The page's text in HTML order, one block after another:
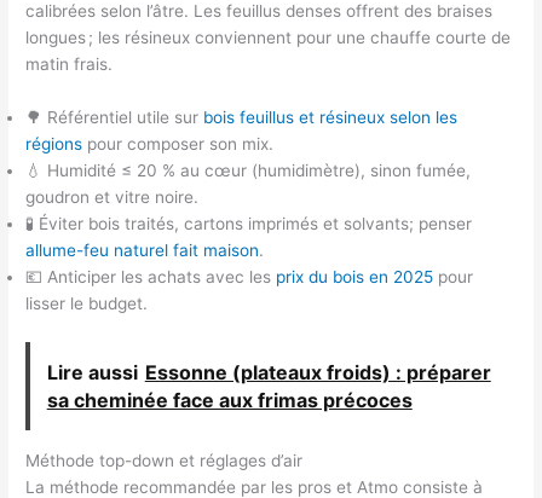
calibrées selon l’âtre. Les feuillus denses offrent des braises
longues ; les résineux conviennent pour une chauffe courte de
matin frais.
🌳 Référentiel utile sur bois feuillus et résineux selon les
régions pour composer son mix.
💧 Humidité ≤ 20 % au cœur (humidimètre), sinon fumée,
goudron et vitre noire.
🧪 Éviter bois traités, cartons imprimés et solvants; penser
allume-feu naturel fait maison.
💶 Anticiper les achats avec les prix du bois en 2025 pour
lisser le budget.
Lire aussi Essonne (plateaux froids) : préparer
sa cheminée face aux frimas précoces
Méthode top-down et réglages d’air
La méthode recommandée par les pros et Atmo consiste à